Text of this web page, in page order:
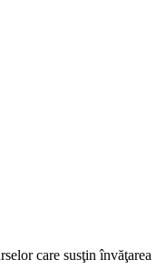
care susţin învăţarea